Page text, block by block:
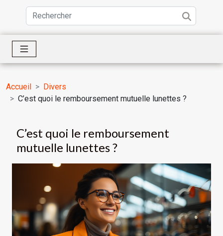
Accueil
Divers
C’est quoi le remboursement mutuelle lunettes ?
C’est quoi le remboursement
mutuelle lunettes ?